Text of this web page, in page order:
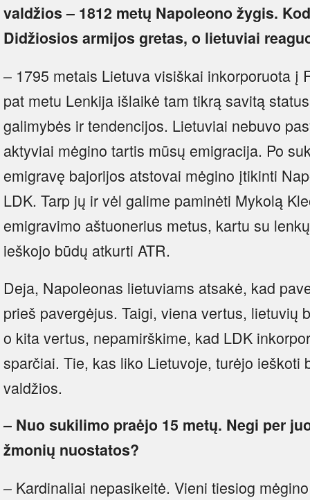
valdžios – 1812 metų Napoleono žygis.
Didžiosios armijos gretas, o lietuviai
– 1795 metais Lietuva visiškai inkorporuota į
pat metu Lenkija išlaikė tam tikrą savitą
galimybės ir tendencijos. Lietuviai nebuvo
aktyviai mėgino tartis mūsų emigracija. Po
emigravę bajorijos atstovai mėgino įtikinti
LDK. Tarp jų ir vėl galime paminėti Mykolą
emigravimo aštuonerius metus, kartu su
ieškojo būdų atkurti ATR.
Deja, Napoleonas lietuviams atsakė, kad
prieš pavergėjus. Taigi, viena vertus, lietuvių
o kita vertus, nepamirškime, kad LDK
sparčiai. Tie, kas liko Lietuvoje, turėjo ieškoti
valdžios.
– Nuo sukilimo praėjo 15 metų. Negi per
žmonių nuostatos?
– Kardinaliai nepasikeitė. Vieni tiesiog